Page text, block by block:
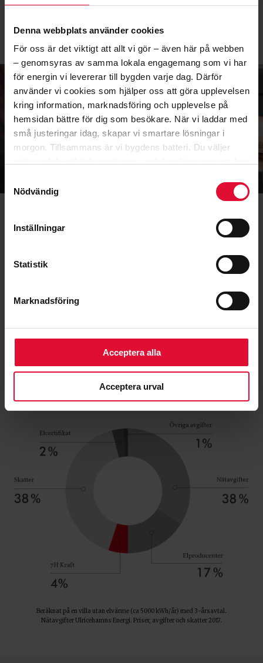
Denna webbplats använder cookies
För oss är det viktigt att allt vi gör – även här på webben
– genomsyras av samma lokala engagemang som vi har
för energin vi levererar till bygden varje dag. Därför
använder vi cookies som hjälper oss att göra upplevelsen
kring information, marknadsföring och upplevelse på
hemsidan bättre för dig som besökare. När vi laddar med
små justeringar idag, skapar vi smartare lösningar i
morgon. Tillsammans är vi bygdens batteri. Du väljer
Nödvändig
Inställningar
Statistik
Marknadsföring
Acceptera alla
Acceptera urval
Välkommen att höra av dig med dina funderingar, stora
0321-68 89 00 ellerinfo@7hkraft.se
SÄNK ELRÄKNINGEN
MED SOLKRAFT!
LÄS MER HÄR
VANLIGA FRÅGOR OCH FUNDERINGAR
Elavtal – fast eller rörligt?
Beräknat på en villa utan elvärme (ca 5000 kWh/år) med 3-årsavtal.
Nätavgifter Ulricehamns Energi. Priser, avgifter och skatter 2017.